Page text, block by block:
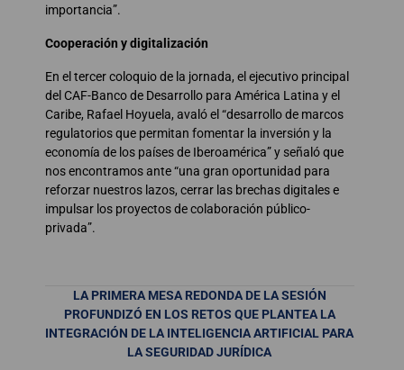
importancia”.
Cooperación y digitalización
En el tercer coloquio de la jornada, el ejecutivo principal
del CAF-Banco de Desarrollo para América Latina y el
Caribe, Rafael Hoyuela, avaló el “desarrollo de marcos
regulatorios que permitan fomentar la inversión y la
economía de los países de Iberoamérica” y señaló que
nos encontramos ante “una gran oportunidad para
reforzar nuestros lazos, cerrar las brechas digitales e
impulsar los proyectos de colaboración público-
privada”.
LA PRIMERA MESA REDONDA DE LA SESIÓN
PROFUNDIZÓ EN LOS RETOS QUE PLANTEA LA
INTEGRACIÓN DE LA INTELIGENCIA ARTIFICIAL PARA
LA SEGURIDAD JURÍDICA